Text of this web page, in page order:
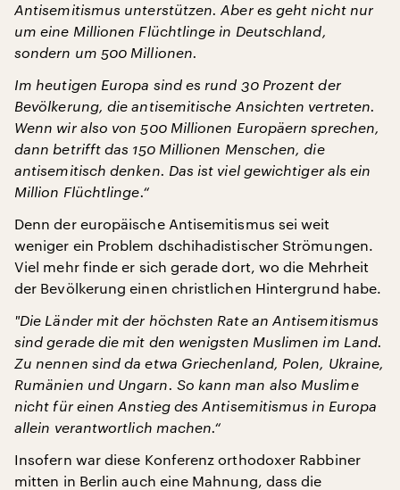
Antisemitismus unterstützen. Aber es geht nicht nur
um eine Millionen Flüchtlinge in Deutschland,
sondern um 500 Millionen.
Im heutigen Europa sind es rund 30 Prozent der
Bevölkerung, die antisemitische Ansichten vertreten.
Wenn wir also von 500 Millionen Europäern sprechen,
dann betrifft das 150 Millionen Menschen, die
antisemitisch denken. Das ist viel gewichtiger als ein
Million Flüchtlinge.“
Denn der europäische Antisemitismus sei weit
weniger ein Problem dschihadistischer Strömungen.
Viel mehr finde er sich gerade dort, wo die Mehrheit
der Bevölkerung einen christlichen Hintergrund habe.
"Die Länder mit der höchsten Rate an Antisemitismus
sind gerade die mit den wenigsten Muslimen im Land.
Zu nennen sind da etwa Griechenland, Polen, Ukraine,
Rumänien und Ungarn. So kann man also Muslime
nicht für einen Anstieg des Antisemitismus in Europa
allein verantwortlich machen.“
Insofern war diese Konferenz orthodoxer Rabbiner
mitten in Berlin auch eine Mahnung, dass die